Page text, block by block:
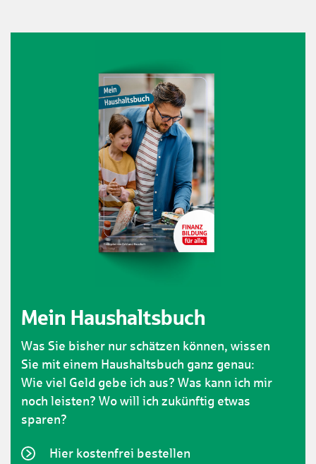
Mein Haushaltsbuch
Was Sie bisher nur schätzen können, wissen
Sie mit einem Haushaltsbuch ganz genau:
Wie viel Geld gebe ich aus? Was kann ich mir
noch leisten? Wo will ich zukünftig etwas
sparen?
Hier kostenfrei bestellen